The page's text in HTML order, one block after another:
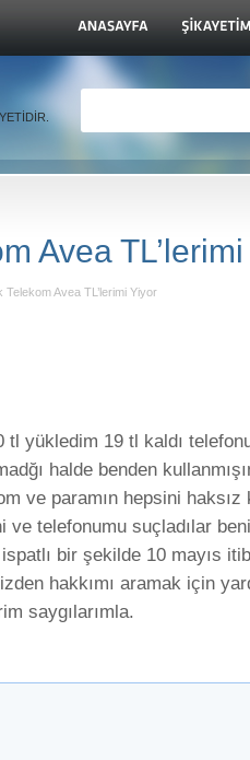
Avea
Telekom Avea TL’lerimi Yiyor
tl yükledim 19 tl kaldı
halde benden
ve paramın hepsini
ve telefonumu suçladılar
bir şekilde 10 mayıs
hakkımı aramak için
saygılarımla.